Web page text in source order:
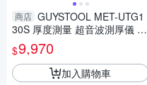
商店 GUYSTOOL MET-UTG1
30S 厚度測量 超音波測厚儀 超
聲波測厚儀 厚度測量儀 用途廣
品質管控
$9,970
加入購物車